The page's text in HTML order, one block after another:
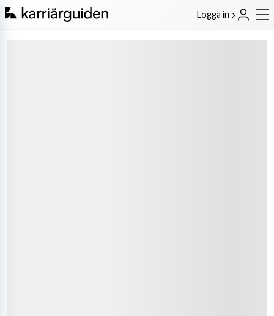
Logga in